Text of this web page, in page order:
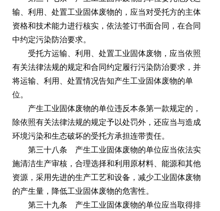
输、利用、处置工业固体废物的，应当对受托方的主体
资格和技术能力进行核实，依法签订书面合同，在合同
中约定污染防治要求。
受托方运输、利用、处置工业固体废物，应当依照
有关法律法规的规定和合同约定履行污染防治要求，并
将运输、利用、处置情况告知产生工业固体废物的单
位。
产生工业固体废物的单位违反本条第一款规定的，
除依照有关法律法规的规定予以处罚外，还应当与造成
环境污染和生态破坏的受托方承担连带责任。
第三十八条 产生工业固体废物的单位应当依法实
施清洁生产审核，合理选择和利用原材料、能源和其他
资源，采用先进的生产工艺和设备，减少工业固体废物
的产生量，降低工业固体废物的危害性。
第三十九条 产生工业固体废物的单位应当取得排